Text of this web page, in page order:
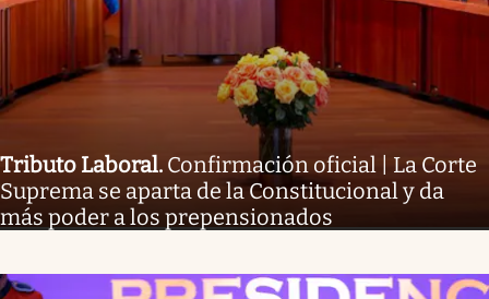
Tributo Laboral. Confirmación oficial | La Corte
Suprema se aparta de la Constitucional y da
más poder a los prepensionados